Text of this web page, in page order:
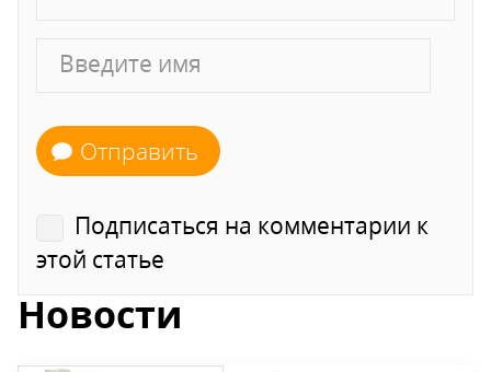
Отправить
Подписаться на комментарии к
этой статье
Новости